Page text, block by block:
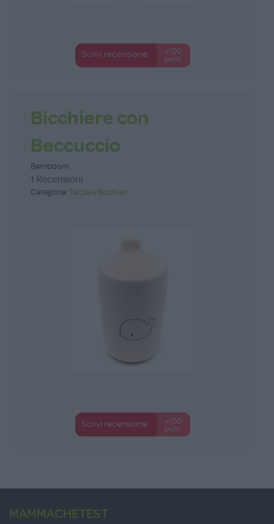
Scrivi recensione
+100
punti
Bicchiere con
Beccuccio
Bamboom
1 Recensioni
Categoria:Tazze e Bicchieri
Scrivi recensione
+100
punti
MAMMACHETEST